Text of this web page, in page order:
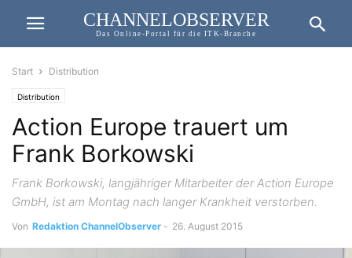
CHANNELOBSERVER
Das Online-Portal für die ITK-Branche
Start Distribution
Distribution
Action Europe trauert um
Frank Borkowski
Frank Borkowski, langjähriger Mitarbeiter der Action Europe
GmbH, ist am Montag nach langer Krankheit verstorben.
Von Redaktion ChannelObserver - 26. August 2015